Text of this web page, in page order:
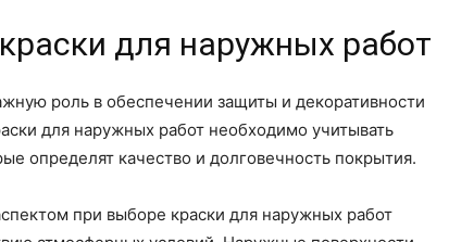
для наружных работ
роль в обеспечении защиты и декоративности
для наружных работ необходимо учитывать
определят качество и долговечность покрытия.
при выборе краски для наружных работ